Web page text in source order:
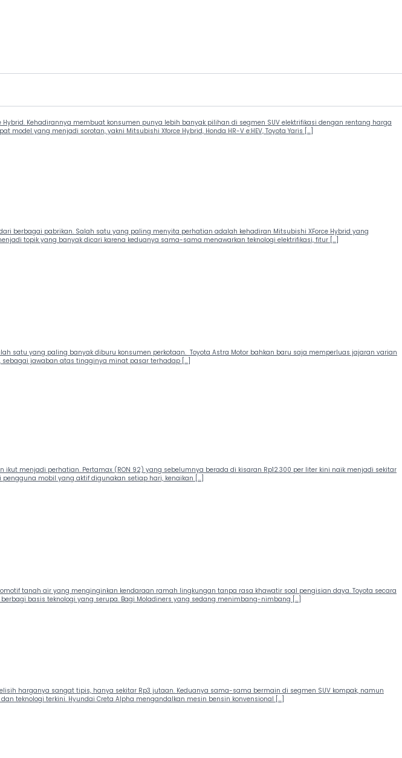
Kehadirannya membuat konsumen punya lebih banyak pilihan di segmen SUV elektrifikasi dengan rentang harga
yang menjadi sorotan, yakni Mitsubishi Xforce Hybrid, Honda HR-V e:HEV, Toyota Yaris […]
berbagai pabrikan. Salah satu yang paling menyita perhatian adalah kehadiran Mitsubishi XForce Hybrid yang
topik yang banyak dicari karena keduanya sama-sama menawarkan teknologi elektrifikasi, fitur […]
satu yang paling banyak diburu konsumen perkotaan. Toyota Astra Motor bahkan baru saja memperluas jajaran varian
sebagai jawaban atas tingginya minat pasar terhadap […]
menjadi perhatian. Pertamax (RON 92) yang sebelumnya berada di kisaran Rp12.300 per liter kini naik menjadi sekitar
pengguna mobil yang aktif digunakan setiap hari, kenaikan […]
tanah air yang menginginkan kendaraan ramah lingkungan tanpa rasa khawatir soal pengisian daya. Toyota secara
basis teknologi yang serupa. Bagi Moladiners yang sedang menimbang-nimbang […]
harganya sangat tipis, hanya sekitar Rp3 jutaan. Keduanya sama-sama bermain di segmen SUV kompak, namun
teknologi terkini. Hyundai Creta Alpha mengandalkan mesin bensin konvensional […]